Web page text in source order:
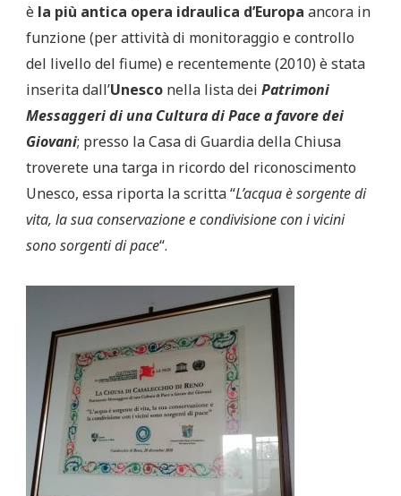
è la più antica opera idraulica d’Europa ancora in
funzione (per attività di monitoraggio e controllo
del livello del fiume) e recentemente (2010) è stata
inserita dall’Unesco nella lista dei Patrimoni
Messaggeri di una Cultura di Pace a favore dei
Giovani; presso la Casa di Guardia della Chiusa
troverete una targa in ricordo del riconoscimento
Unesco, essa riporta la scritta “L’acqua è sorgente di
vita, la sua conservazione e condivisione con i vicini
sono sorgenti di pace“.